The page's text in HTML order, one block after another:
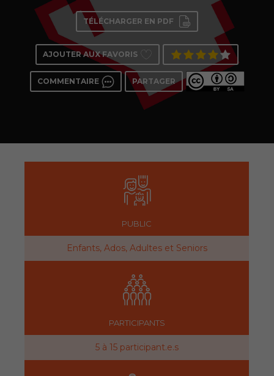
TÉLÉCHARGER EN PDF
AJOUTER AUX FAVORIS
COMMENTAIRE PARTAGER
PUBLIC
Enfants, Ados, Adultes et Seniors
PARTICIPANTS
5 à 15 participant.e.s